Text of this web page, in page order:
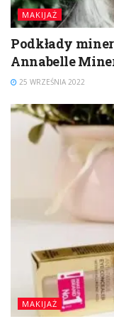
MAKIJAŻ
Podkłady
Annabelle
25 WRZEŚNIA 2022
MAKIJAŻ